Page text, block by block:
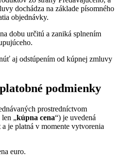
dochádza na základe písomného
objednávky.
dobu určitú a zaniká splnením
aj odstúpením od kúpnej zmluvy
podmienky
prostredníctvom
„kúpna cena“) je uvedená
je platná v momente vytvorenia
euro.